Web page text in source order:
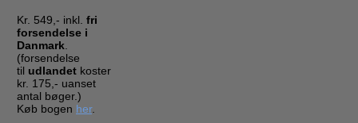
Kr. 549,- inkl. fri
forsendelse i
Danmark
(forsendelse
til udlandet koster
kr. 175,- uanset
antal bøger.)
Køb bogen her.